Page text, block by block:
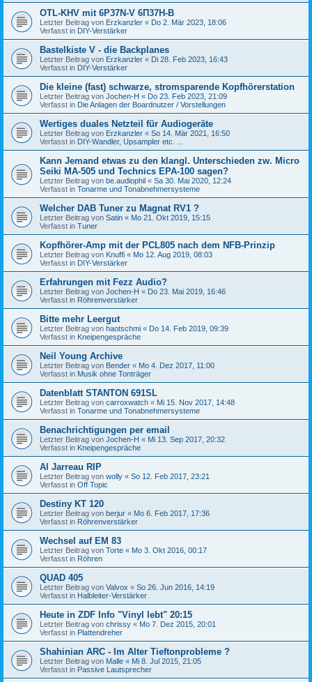
OTL-KHV mit 6P37N-V 6П37Н-В
Letzter Beitrag von Erzkanzler « Do 2. Mär 2023, 18:06
Verfasst in DIY-Verstärker
Bastelkiste V - die Backplanes
Letzter Beitrag von Erzkanzler « Di 28. Feb 2023, 16:43
Verfasst in DIY-Verstärker
Die kleine (fast) schwarze, stromsparende Kopfhörerstation
Letzter Beitrag von Jochen-H « Do 23. Feb 2023, 21:09
Verfasst in Die Anlagen der Boardnutzer / Vorstellungen
Wertiges duales Netzteil für Audiogeräte
Letzter Beitrag von Erzkanzler « So 14. Mär 2021, 16:50
Verfasst in DIY-Wandler, Upsampler etc. ...
Kann Jemand etwas zu den klangl. Unterschieden zw. Micro
Seiki MA-505 und Technics EPA-100 sagen?
Letzter Beitrag von be.audiophil « Sa 30. Mai 2020, 12:24
Verfasst in Tonarme und Tonabnehmersysteme
Welcher DAB Tuner zu Magnat RV1 ?
Letzter Beitrag von Satin « Mo 21. Okt 2019, 15:15
Verfasst in Tuner
Kopfhörer-Amp mit der PCL805 nach dem NFB-Prinzip
Letzter Beitrag von Knuffi « Mo 12. Aug 2019, 08:03
Verfasst in DIY-Verstärker
Erfahrungen mit Fezz Audio?
Letzter Beitrag von Jochen-H « Do 23. Mai 2019, 16:46
Verfasst in Röhrenverstärker
Bitte mehr Leergut
Letzter Beitrag von haotschmi « Do 14. Feb 2019, 09:39
Verfasst in Kneipengespräche
Neil Young Archive
Letzter Beitrag von Bender « Mo 4. Dez 2017, 11:00
Verfasst in Musik ohne Tonträger
Datenblatt STANTON 691SL
Letzter Beitrag von carroxwatch « Mi 15. Nov 2017, 14:48
Verfasst in Tonarme und Tonabnehmersysteme
Benachrichtigungen per email
Letzter Beitrag von Jochen-H « Mi 13. Sep 2017, 20:32
Verfasst in Kneipengespräche
Al Jarreau RIP
Letzter Beitrag von wolly « So 12. Feb 2017, 23:21
Verfasst in Off Topic
Destiny KT 120
Letzter Beitrag von berjur « Mo 6. Feb 2017, 17:36
Verfasst in Röhrenverstärker
Wechsel auf EM 83
Letzter Beitrag von Torte « Mo 3. Okt 2016, 00:17
Verfasst in Röhren
QUAD 405
Letzter Beitrag von Valvox « So 26. Jun 2016, 14:19
Verfasst in Halbleiter-Verstärker
Heute in ZDF Info "Vinyl lebt" 20:15
Letzter Beitrag von chrissy « Mo 7. Dez 2015, 20:01
Verfasst in Plattendreher
Shahinian ARC - Im Alter Tieftonprobleme ?
Letzter Beitrag von Malle « Mi 8. Jul 2015, 21:05
Verfasst in Passive Lautsprecher